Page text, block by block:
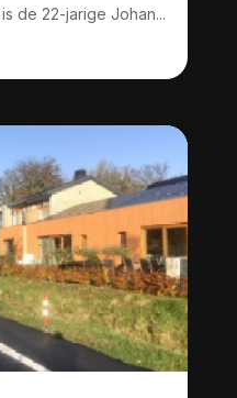
de 22-jarige Johan...